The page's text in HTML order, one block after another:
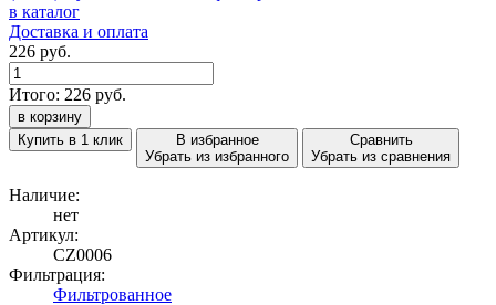
в каталог
Доставка и оплата
226 руб.
Итого: 226 руб.
в корзину
Купить в 1 клик
В избранное
Убрать из избранного
Сравнить
Убрать из сравнения
Наличие:
нет
Артикул:
CZ0006
Фильтрация:
Фильтрованное